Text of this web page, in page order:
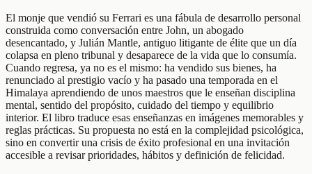
El monje que vendió su Ferrari es una fábula de desarrollo personal
construida como conversación entre John, un abogado
desencantado, y Julián Mantle, antiguo litigante de élite que un día
colapsa en pleno tribunal y desaparece de la vida que lo consumía.
Cuando regresa, ya no es el mismo: ha vendido sus bienes, ha
renunciado al prestigio vacío y ha pasado una temporada en el
Himalaya aprendiendo de unos maestros que le enseñan disciplina
mental, sentido del propósito, cuidado del tiempo y equilibrio
interior. El libro traduce esas enseñanzas en imágenes memorables y
reglas prácticas. Su propuesta no está en la complejidad psicológica,
sino en convertir una crisis de éxito profesional en una invitación
accesible a revisar prioridades, hábitos y definición de felicidad.